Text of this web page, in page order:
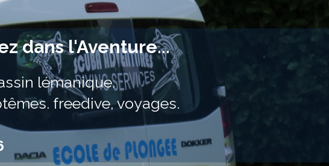
dans l'Aventure...
lémanique.
freedive, voyages.